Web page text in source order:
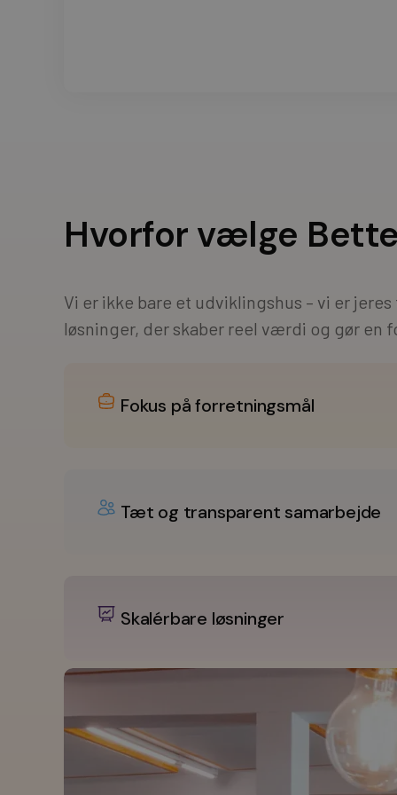
Hvorfor vælge
Vi er ikke bare et udviklingshus – vi er
løsninger, der skaber reel værdi og gør en
Fokus på forretningsmål
Tæt og transparent samarbejde
Skalérbare løsninger